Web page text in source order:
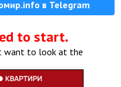
в Telegram
to start.
want to look at the